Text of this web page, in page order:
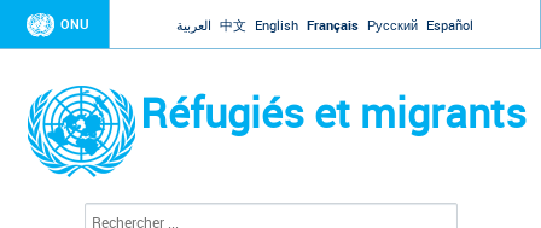
Jump to navigation
ONU العربية 中文 English Français Русский Español
Réfugiés et migrants